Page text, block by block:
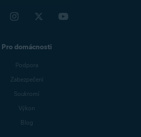
Pro domácnosti
Podpora
Zabezpečení
Soukromí
Výkon
Blog